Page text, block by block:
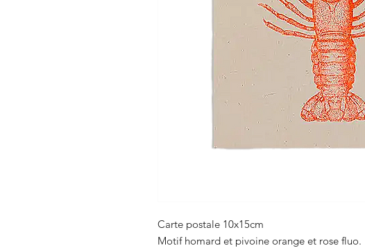
Carte postale 10x15cm
Motif homard et pivoine orange et rose fluo.